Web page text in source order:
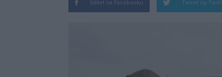
Sdílet na Facebooku Tweet na